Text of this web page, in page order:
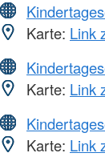
Karte: Link
Karte: Link
Karte: Link